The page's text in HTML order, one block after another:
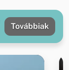
Továbbiak